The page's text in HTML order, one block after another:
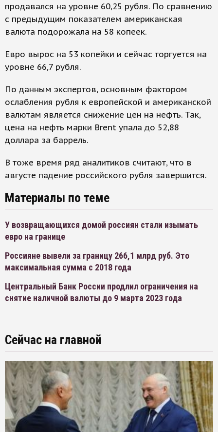
продавался на уровне 60,25 рубля. По сравнению
с предыдущим показателем американская
валюта подорожала на 58 копеек.
Евро вырос на 53 копейки и сейчас торгуется на
уровне 66,7 рубля.
По данным экспертов, основным фактором
ослабления рубля к европейской и американской
валютам является снижение цен на нефть. Так,
цена на нефть марки Brent упала до 52,88
доллара за баррель.
В тоже время ряд аналитиков считают, что в
августе падение российского рубля завершится.
Материалы по теме
У возвращающихся домой россиян стали изымать
евро на границе
Россияне вывели за границу 266,1 млрд руб. Это
максимальная сумма с 2018 года
Центральный Банк России продлил ограничения на
снятие наличной валюты до 9 марта 2023 года
Сейчас на главной